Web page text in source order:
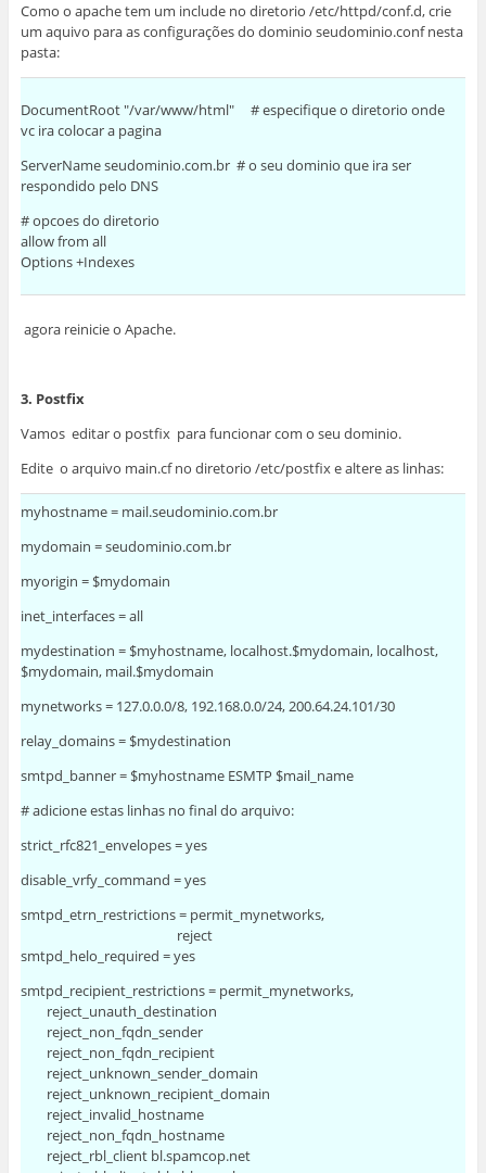
Como o apache tem um include no diretorio /etc/httpd/conf.d, crie
um aquivo para as configurações do dominio seudominio.conf nesta
pasta:
DocumentRoot "/var/www/html" # especifique o diretorio onde
vc ira colocar a pagina
ServerName seudominio.com.br # o seu dominio que ira ser
respondido pelo DNS
# opcoes do diretorio
allow from all
Options +Indexes
agora reinicie o Apache.
3. Postfix
Vamos editar o postfix para funcionar com o seu dominio.
Edite o arquivo main.cf no diretorio /etc/postfix e altere as linhas:
myhostname = mail.seudominio.com.br
mydomain = seudominio.com.br
myorigin = $mydomain
inet_interfaces = all
mydestination = $myhostname, localhost.$mydomain, localhost,
$mydomain, mail.$mydomain
mynetworks = 127.0.0.0/8, 192.168.0.0/24, 200.64.24.101/30
relay_domains = $mydestination
smtpd_banner = $myhostname ESMTP $mail_name
# adicione estas linhas no final do arquivo:
strict_rfc821_envelopes = yes
disable_vrfy_command = yes
smtpd_etrn_restrictions = permit_mynetworks,
reject
smtpd_helo_required = yes
smtpd_recipient_restrictions = permit_mynetworks,
reject_unauth_destination
reject_non_fqdn_sender
reject_non_fqdn_recipient
reject_unknown_sender_domain
reject_unknown_recipient_domain
reject_invalid_hostname
reject_non_fqdn_hostname
reject_rbl_client bl.spamcop.net